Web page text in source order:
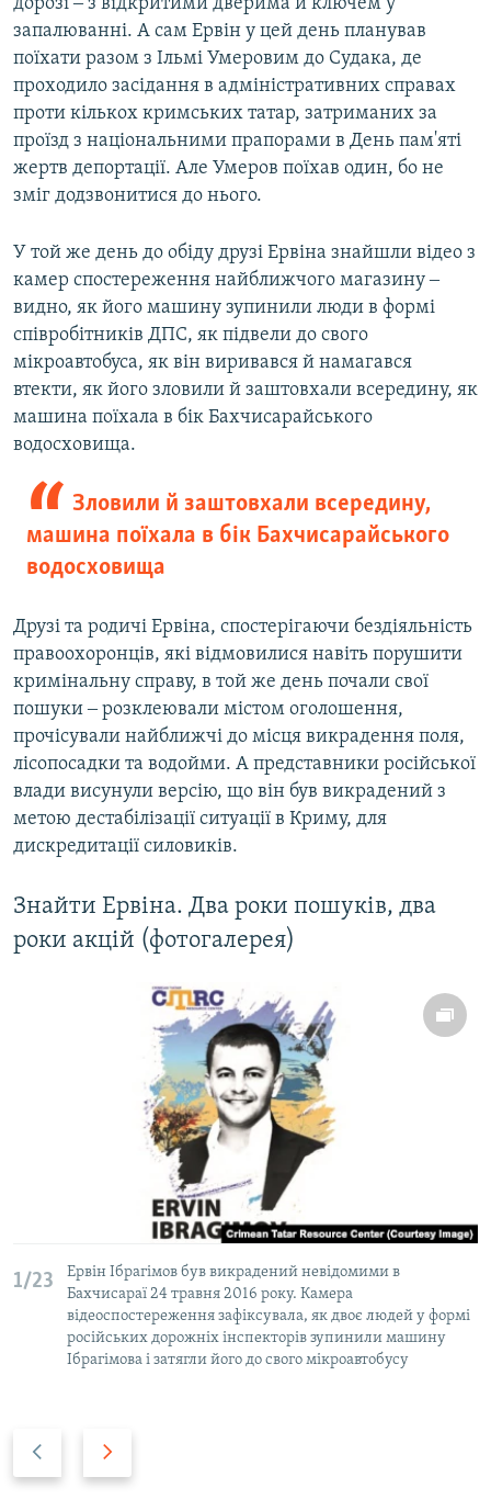
запалюванні. А сам Ервін у цей день планував
поїхати разом з Ільмі Умеровим до Судака, де
проходило засідання в адміністративних справах
проти кількох кримських татар, затриманих за
проїзд з національними прапорами в День пам'яті
жертв депортації. Але Умеров поїхав один, бо не
зміг додзвонитися до нього.
У той же день до обіду друзі Ервіна знайшли відео з
камер спостереження найближчого магазину ‒
видно, як його машину зупинили люди в формі
співробітників ДПС, як підвели до свого
мікроавтобуса, як він виривався й намагався
втекти, як його зловили й заштовхали всередину, як
машина поїхала в бік Бахчисарайського
водосховища.
Зловили й заштовхали всередину,
машина поїхала в бік Бахчисарайського
водосховища
Друзі та родичі Ервіна, спостерігаючи бездіяльність
правоохоронців, які відмовилися навіть порушити
кримінальну справу, в той же день почали свої
пошуки ‒ розклеювали містом оголошення,
прочісували найближчі до місця викрадення поля,
лісопосадки та водойми. А представники російської
влади висунули версію, що він був викрадений з
метою дестабілізації ситуації в Криму, для
дискредитації силовиків.
Знайти Ервіна. Два роки пошуків, два
роки акцій (фотогалерея)
1/23
Ервін Ібрагімов був викрадений невідомими в
Бахчисараї 24 травня 2016 року. Камера
відеоспостереження зафіксувала, як двоє людей у формі
російських дорожніх інспекторів зупинили машину
Ібрагімова і затягли його до свого мікроавтобусу